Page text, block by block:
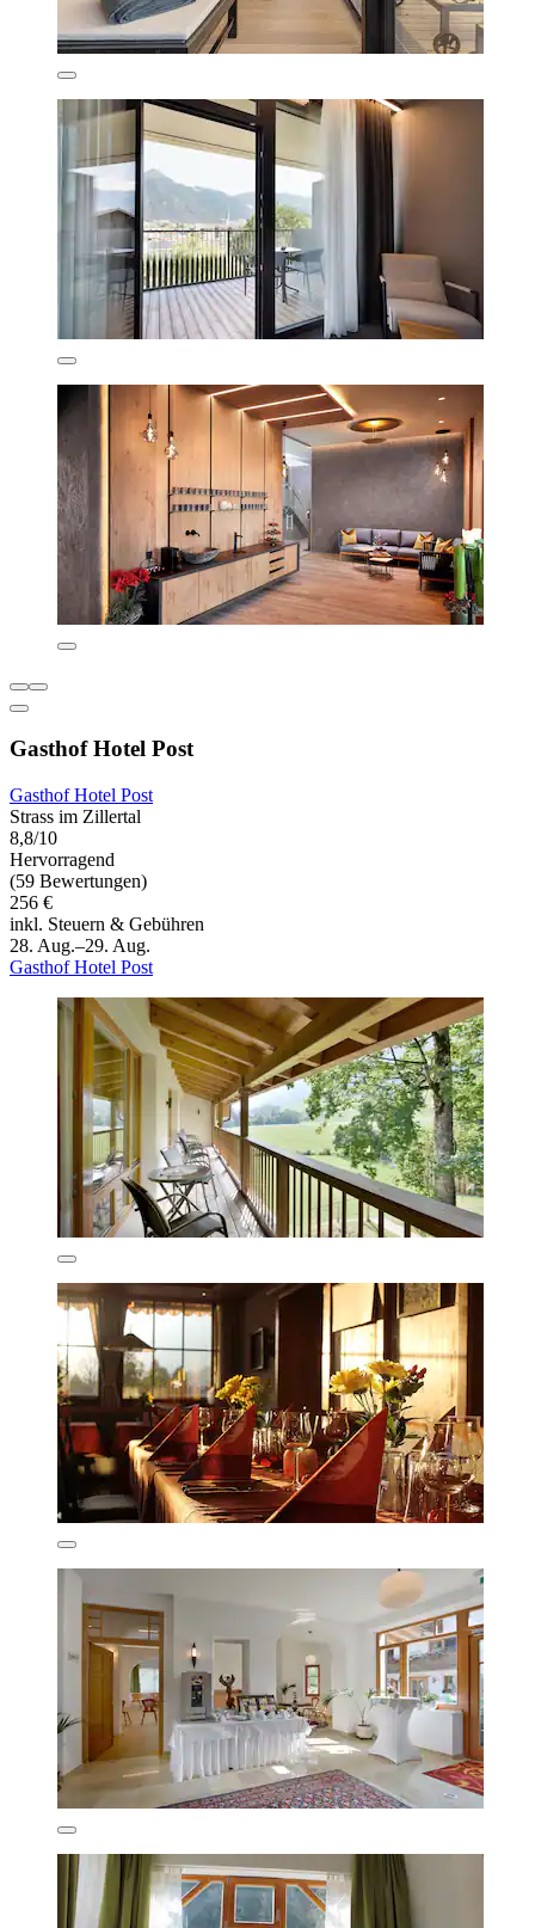
Gasthof Hotel Post
Gasthof Hotel Post
Strass im Zillertal
8,8/10
Hervorragend
(59 Bewertungen)
256 €
inkl. Steuern & Gebühren
28. Aug.–29. Aug.
Gasthof Hotel Post